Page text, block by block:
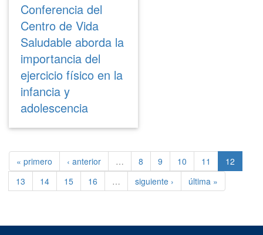
Conferencia del
Centro de Vida
Saludable aborda la
importancia del
ejercicio físico en la
infancia y
adolescencia
« primero ‹ anterior … 8 9 10 11
12
13
14 15 16 … siguiente › última »